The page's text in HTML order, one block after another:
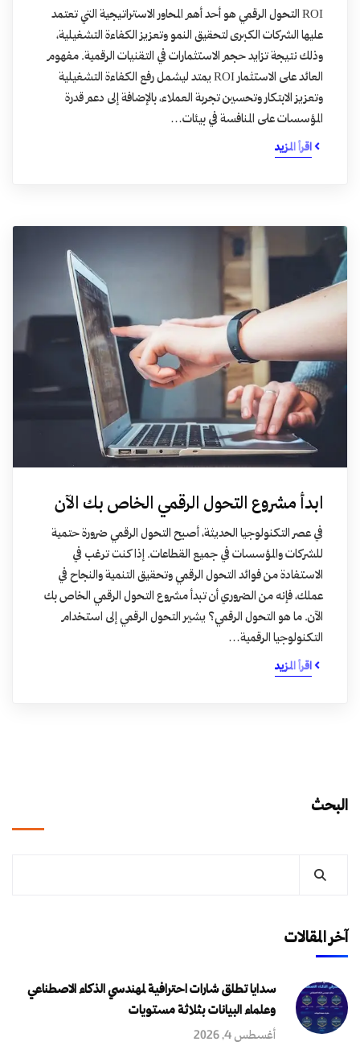
ROI التحول الرقمي هو أحد أهم المحاور الاستراتيجية التي تعتمد
عليها الشركات الكبرى لتحقيق النمو وتعزيز الكفاءة التشغيلية،
وذلك نتيجة تزايد حجم الاستثمارات في التقنيات الرقمية. مفهوم
العائد على الاستثمار ROI يمتد ليشمل رفع الكفاءة التشغيلية
وتعزيز الابتكار وتحسين تجربة العملاء، بالإضافة إلى دعم قدرة
المؤسسات على المنافسة في بيئات…
اقرأ المزيد
ابدأ مشروع التحول الرقمي الخاص بك الآن
في عصر التكنولوجيا الحديثة، أصبح التحول الرقمي ضرورة حتمية
للشركات والمؤسسات في جميع القطاعات. إذا كنت ترغب في
الاستفادة من فوائد التحول الرقمي وتحقيق التنمية والنجاح في
عملك، فإنه من الضروري أن تبدأ مشروع التحول الرقمي الخاص بك
الآن. ما هو التحول الرقمي؟ يشير التحول الرقمي إلى استخدام
التكنولوجيا الرقمية…
اقرأ المزيد
البحث
آخر المقالات
سدايا تطلق شارات احترافية لمهندسي الذكاء الاصطناعي
وعلماء البيانات بثلاثة مستويات
أغسطس 4, 2026